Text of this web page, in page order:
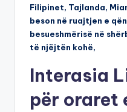
Filipinet, Tajlanda,
beson në ruajtjen e
besueshmërisë në
të njëjtën kohë,
Interasia
për oraret